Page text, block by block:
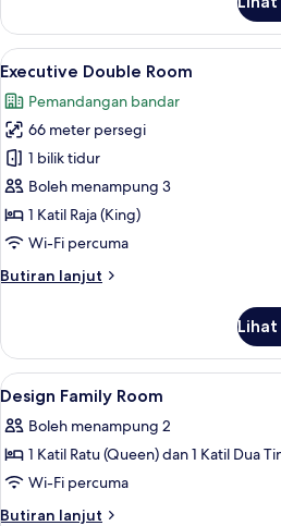
Suite,
Bedroom
Lihat
semua
foto
untuk
Executive
Double
Room
9
Executive Double Room
Pemandangan bandar
66 meter persegi
1 bilik tidur
Boleh menampung 3
1 Katil Raja (King)
Wi-Fi percuma
Butiran lanjut
Butiran
Double
Room
Lihat
semua
foto
untuk
Design
Family
Peti
12
Design Family Room
Boleh menampung 2
1 Katil Ratu (Queen) dan 1 Katil Dua
Wi-Fi percuma
Butiran lanjut
Butiran